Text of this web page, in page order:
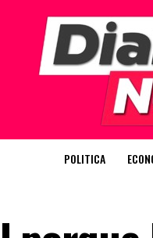
POLITICA